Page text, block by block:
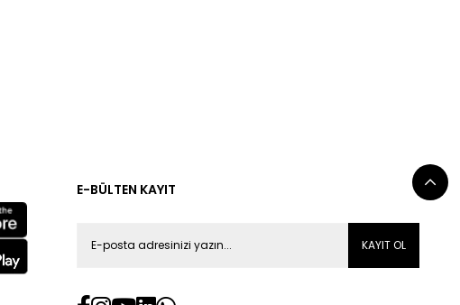
E-BÜLTEN KAYIT
KAYIT OL